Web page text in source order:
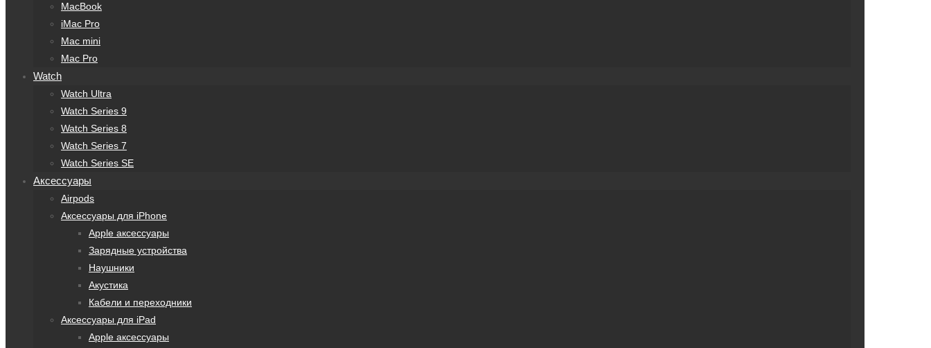
MacBook
iMac Pro
Mac mini
Mac Pro
Watch
Watch Ultra
Watch Series 9
Watch Series 8
Watch Series 7
Watch Series SE
Аксессуары
Airpods
Аксессуары для iPhone
Apple аксессуары
Зарядные устройства
Наушники
Акустика
Кабели и переходники
Аксессуары для iPad
Apple аксессуары